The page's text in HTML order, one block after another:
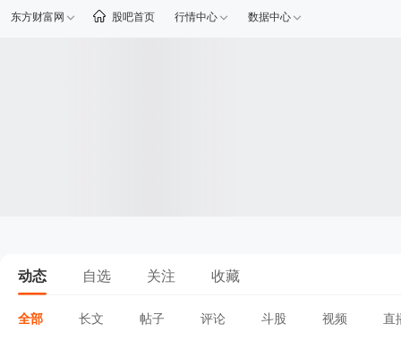
东方财富网 股吧首页 行情中心 数据中心
动态 自选 关注 收藏
全部 长文 帖子 评论 斗股 视频 直